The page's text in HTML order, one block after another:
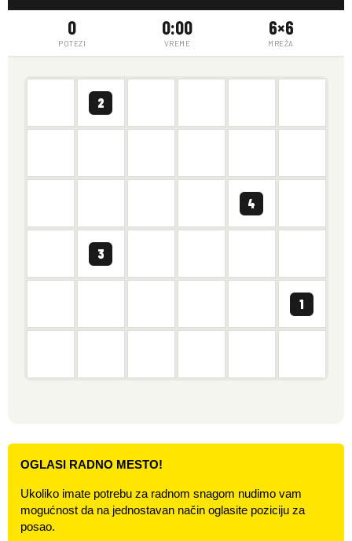
OGLASI RADNO MESTO!
Ukoliko imate potrebu za radnom snagom nudimo vam
mogućnost da na jednostavan način oglasite poziciju za
posao.